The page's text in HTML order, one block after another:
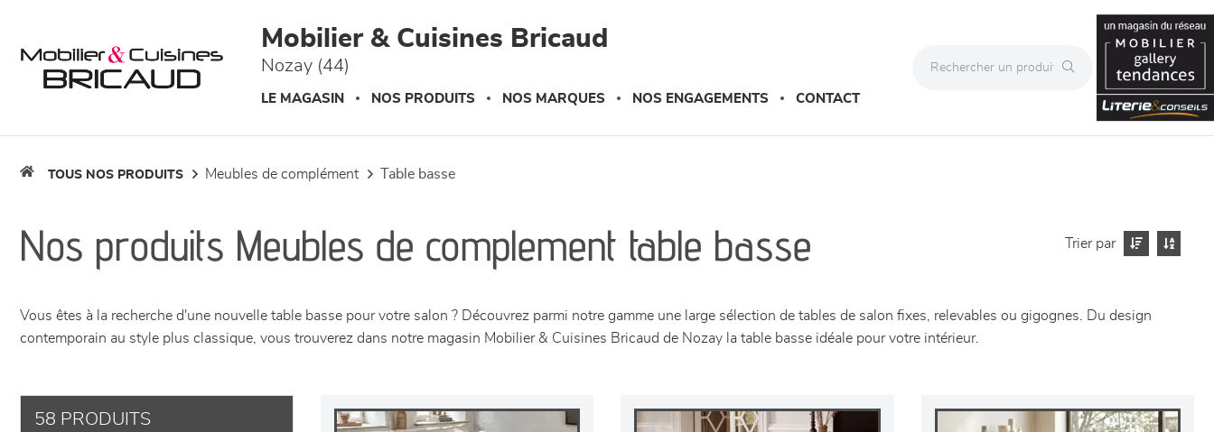
Mobilier & Cuisines Bricaud
Nozay (44)
LE MAGASIN NOS PRODUITS NOS MARQUES NOS ENGAGEMENTS CONTACT
TOUS NOS PRODUITS meubles de complément table basse
Nos produits Meubles de complement table basse Trier par
Vous êtes à la recherche d'une nouvelle table basse pour votre salon ? Découvrez parmi notre gamme une large sélection de tables de salon fixes, relevables ou gigognes. Du design
contemporain au style plus classique, vous trouverez dans notre magasin Mobilier & Cuisines Bricaud de Nozay la table basse idéale pour votre intérieur.
58 PRODUITS